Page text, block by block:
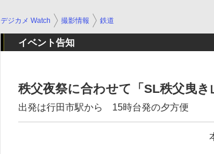
デジカメ Watch 撮影情報 鉄道
イベント告知
秩父夜祭に合わせて「SL秩父曳
出発は行田市駅から 15時台発の夕方便